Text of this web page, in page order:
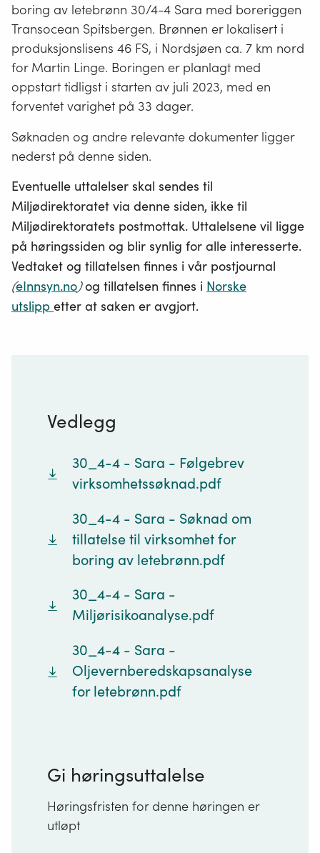
boring av letebrønn 30/4-4 Sara med boreriggen
Transocean Spitsbergen. Brønnen er lokalisert i
produksjonslisens 46 FS, i Nordsjøen ca. 7 km nord
for Martin Linge. Boringen er planlagt med
oppstart tidligst i starten av juli 2023, med en
forventet varighet på 33 dager.
Søknaden og andre relevante dokumenter ligger
nederst på denne siden.
Eventuelle uttalelser skal sendes til
Miljødirektoratet via denne siden, ikke til
Miljødirektoratets postmottak. Uttalelsene vil ligge
på høringssiden og blir synlig for alle interesserte.
Vedtaket og tillatelsen finnes i vår postjournal
(eInnsyn.no)og tillatelsen finnes i Norske
utslipp etter at saken er avgjort.
Vedlegg
30_4-4 - Sara - Følgebrev
virksomhetssøknad.pdf
30_4-4 - Sara - Søknad om
tillatelse til virksomhet for
boring av letebrønn.pdf
30_4-4 - Sara -
Miljørisikoanalyse.pdf
30_4-4 - Sara -
Oljevernberedskapsanalyse
for letebrønn.pdf
Gi høringsuttalelse
Høringsfristen for denne høringen er
utløpt